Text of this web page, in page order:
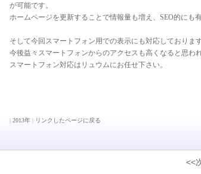
が可能です。
ホームページを更新することで情報量も増え、SEO的にも有
そして今回スマートフォン用での表示にも対応しております
今後益々スマートフォンからのアクセスも高くなると思われ
スマートフォン対応はリュウムにお任せ下さい。
| 2013年| リンクしたページに戻る
<<